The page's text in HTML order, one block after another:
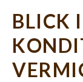
BLICK